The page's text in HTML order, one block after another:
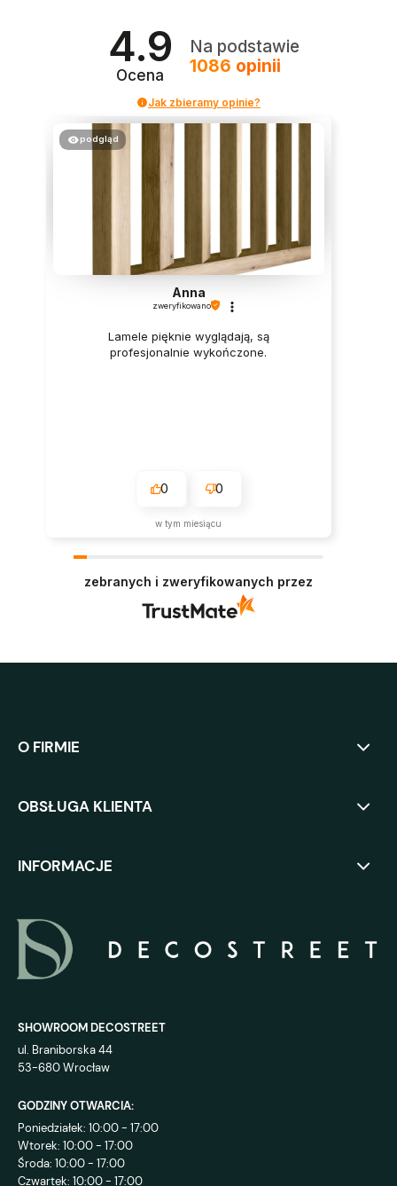
4.9
Ocena
Na podstawie
1086 opinii
Jak zbieramy opinie?
podgląd
Anna
zweryfikowano
Lamele pięknie wyglądają, są
profesjonalnie wykończone.
0 0
w tym miesiącu
zebranych i zweryfikowanych przez
O FIRMIE
OBSŁUGA KLIENTA
INFORMACJE
SHOWROOM DECOSTREET
ul. Braniborska 44
53-680 Wrocław
GODZINY OTWARCIA:
Poniedziałek: 10:00 - 17:00
Wtorek: 10:00 - 17:00
Środa: 10:00 - 17:00
Czwartek: 10:00 - 17:00